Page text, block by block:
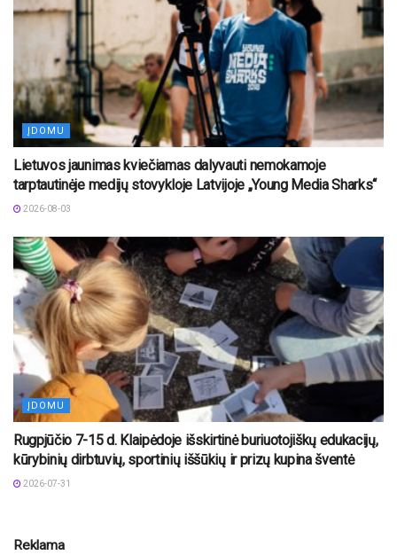
ĮDOMU
Lietuvos jaunimas kviečiamas dalyvauti nemokamoje
tarptautinėje medijų stovykloje Latvijoje „Young Media Sharks“
2026-08-03
ĮDOMU
Rugpjūčio 7-15 d. Klaipėdoje išskirtinė buriuotojiškų edukacijų,
kūrybinių dirbtuvių, sportinių iššūkių ir prizų kupina šventė
2026-07-31
Reklama